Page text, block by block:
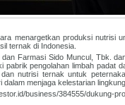
menargetkan produksi nutrisi
ternak di Indonesia.
Farmasi Sido Muncul, Tbk.
pabrik pengolahan limbah padat
nutrisi ternak untuk
menjaga kelestarian
business/384555/dukung-